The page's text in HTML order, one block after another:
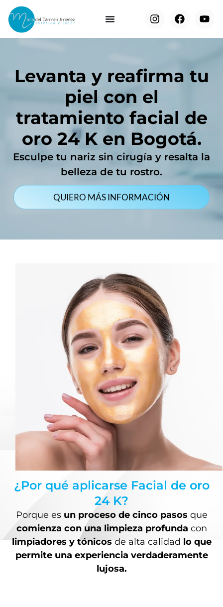
Levanta y reafirma tu
piel con el
tratamiento facial de
oro 24 K en Bogotá.
Esculpe tu nariz sin cirugía y resalta la
belleza de tu rostro.
QUIERO MÁS INFORMACIÓN
¿Por qué aplicarse Facial de oro
24 K?
Porque es un proceso de cinco pasos que
comienza con una limpieza profunda con
limpiadores y tónicos de alta calidad lo que
permite una experiencia verdaderamente
lujosa.